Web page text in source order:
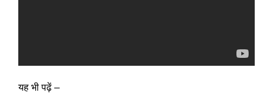
यह भी पढ़ें –